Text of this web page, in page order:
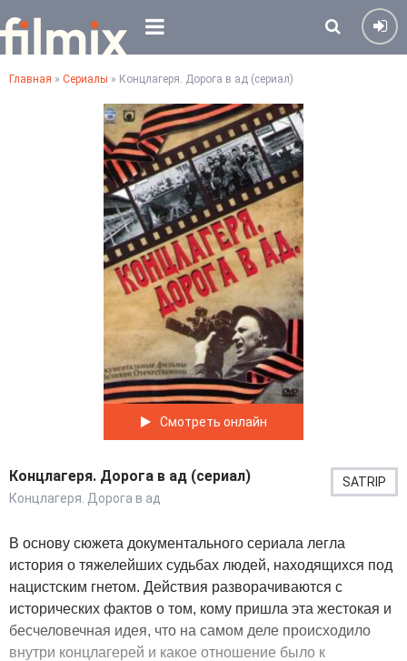
Главная » Сериалы » Концлагеря. Дорога в ад (сериал)
Смотреть онлайн
Концлагеря. Дорога в ад (сериал)
Концлагеря. Дорога в ад
SATRIP
В основу сюжета документального сериала легла
история о тяжелейших судьбах людей, находящихся под
нацистским гнетом. Действия разворачиваются с
исторических фактов о том, кому пришла эта жестокая и
бесчеловечная идея, что на самом деле происходило
внутри концлагерей и какое отношение было к